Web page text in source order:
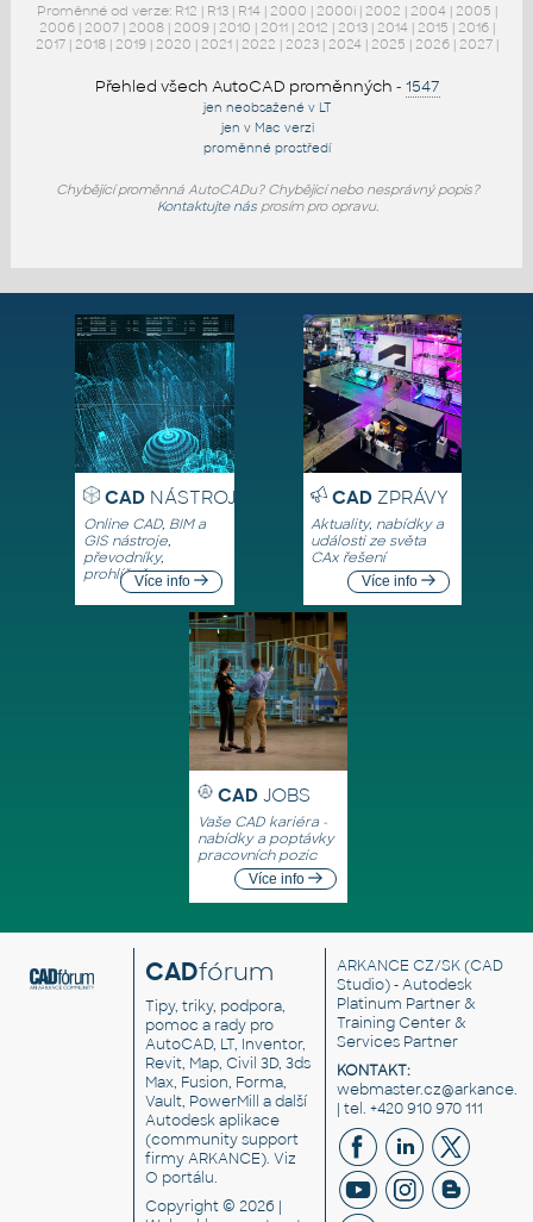
Proměnné od verze: R12 | R13 | R14 | 2000 | 2000i | 2002 | 2004 | 2005 |
2006 | 2007 | 2008 | 2009 | 2010 | 2011 | 2012 | 2013 | 2014 | 2015 | 2016 |
2017 | 2018 | 2019 | 2020 | 2021 | 2022 | 2023 | 2024 | 2025 | 2026 | 2027 |
Přehled všech AutoCAD proměnných - 1547
jen neobsažené v LT
jen v Mac verzi
proměnné prostředí
Chybějící proměnná AutoCADu? Chybějící nebo nesprávný popis?
Kontaktujte násprosím pro opravu.
CADNÁSTROJE
Online CAD, BIM a
GIS nástroje,
převodníky,
prohlížečeVíce info
CADZPRÁVY
Aktuality, nabídky a
události ze světa
CAx řešení
Více info
CAD JOBS
Vaše CAD kariéra -
nabídky a poptávky
pracovních pozic
Více info
CADfórum
Tipy, triky, podpora,
pomoc a rady pro
AutoCAD, LT, Inventor,
Revit, Map, Civil 3D, 3ds
Max, Fusion, Forma,
Vault, PowerMill a další
Autodesk aplikace
(community support
firmy ARKANCE). Viz
O portálu.
Copyright © 2026 |
ARKANCE CZ/SK(CAD
Studio) - Autodesk
Platinum Partner &
Training Center &
Services Partner
KONTAKT:
| tel. +420 910 970 111